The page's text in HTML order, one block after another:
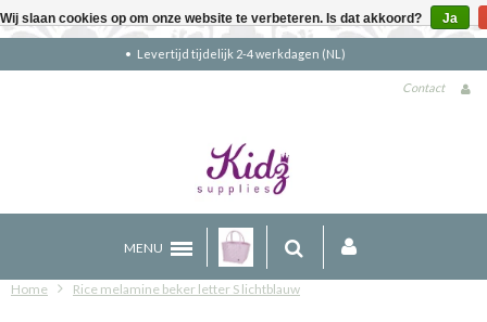
Gratis verzending boven €90 (NL)
Contact
MENU
Home Rice melamine beker letter S lichtblauw
Wij slaan cookies op om onze website te verbeteren. Is dat akkoord? Ja